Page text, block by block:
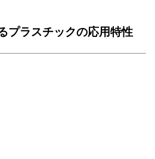
プラスチックの応用特性